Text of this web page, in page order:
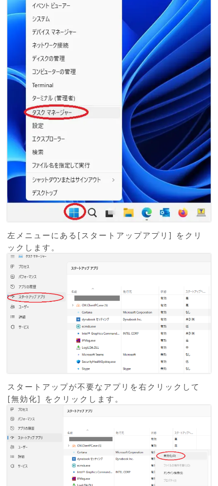
左メニューにある[スタートアップアプリ] をクリ
ックします。
スタートアップが不要なアプリを右クリックして
[無効化] をクリックします。